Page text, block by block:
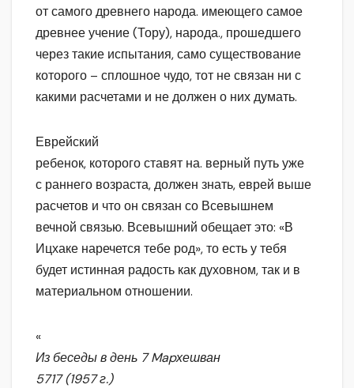
от самого древнего народа. имеющего самое
древнее учение (Тору), народа., прошедшего
через такие испытания, само существование
которого – сплошное чудо, тот не связан ни с
какими расчетами и не должен о них думать.
Еврейский
ребенок, которого ставят на. верный путь уже
с раннего возраста, должен знать, еврей выше
расчетов и что он связан со Всевышнем
вечной связью. Всевышний обещает это: «В
Ицхаке наречется тебе род», то есть у тебя
будет истинная радость как духовном, так и в
материальном отношении.
«
Из беседы в день 7 Mapхешван
5717 (1957 г.)